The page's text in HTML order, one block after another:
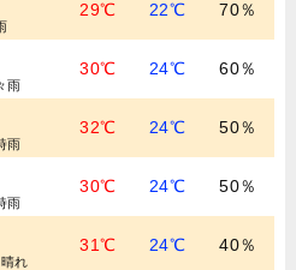
29℃ 22℃ 70％
雨
30℃ 24℃ 60％
雨
32℃ 24℃ 50％
雨
30℃ 24℃ 50％
れ
31℃ 24℃ 40％